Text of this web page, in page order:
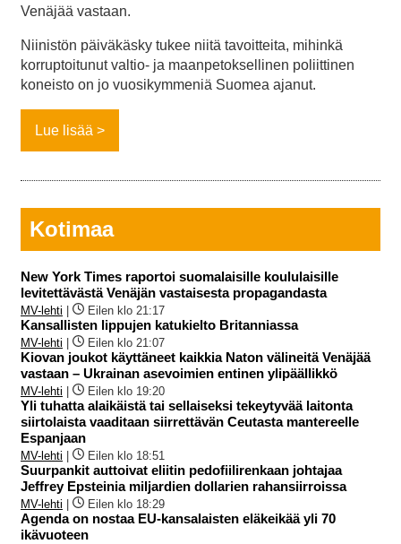
Venäjää vastaan.
Niinistön päiväkäsky tukee niitä tavoitteita, mihinkä
korruptoitunut valtio- ja maanpetoksellinen poliittinen
koneisto on jo vuosikymmeniä Suomea ajanut.
Lue lisää
Kotimaa
New York Times raportoi suomalaisille koululaisille
levitettävästä Venäjän vastaisesta propagandasta
MV-lehti Eilen klo 21:17
Kansallisten lippujen katukielto Britanniassa
MV-lehti Eilen klo 21:07
Kiovan joukot käyttäneet kaikkia Naton välineitä Venäjää
vastaan – Ukrainan asevoimien entinen ylipäällikkö
MV-lehti Eilen klo 19:20
Yli tuhatta alaikäistä tai sellaiseksi tekeytyvää laitonta
siirtolaista vaaditaan siirrettävän Ceutasta mantereelle
Espanjaan
MV-lehti Eilen klo 18:51
Suurpankit auttoivat eliitin pedofiilirenkaan johtajaa
Jeffrey Epsteinia miljardien dollarien rahansiirroissa
MV-lehti Eilen klo 18:29
Agenda on nostaa EU-kansalaisten eläkeikää yli 70
ikävuoteen